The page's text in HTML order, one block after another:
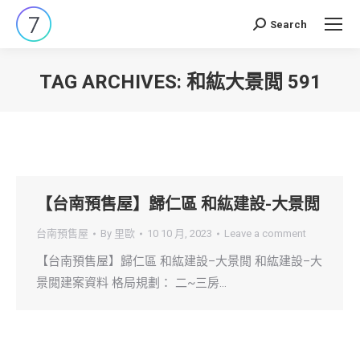
Search:
Search
TAG ARCHIVES: 和紘大景閲 591
【台南預售屋】歸仁區 和紘建設-大景閲
台南預售屋 By 里歐 10 10 月, 2023 Leave a comment
【台南預售屋】歸仁區 和紘建設–大景閲 和紘建設–大
景閲建案資料 格局規劃： 二~三房…